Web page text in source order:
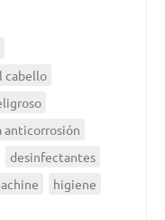
cabello
anticorrosión
desinfectantes
higiene